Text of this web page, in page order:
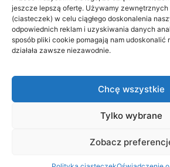
jeszcze lepszą ofertę. Używamy
(ciasteczek) w celu ciągłego doskonalenia
odpowiednich reklam i uzyskiwania danych
sposób pliki cookie pomagają nam udoskonalić
działała zawsze niezawodnie.
Chcę wszystkie
Tylko wybrane
Zobacz
Salony INEA
Polityka prywatnościRODO w INEA